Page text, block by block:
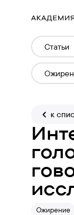
к
Ожирение